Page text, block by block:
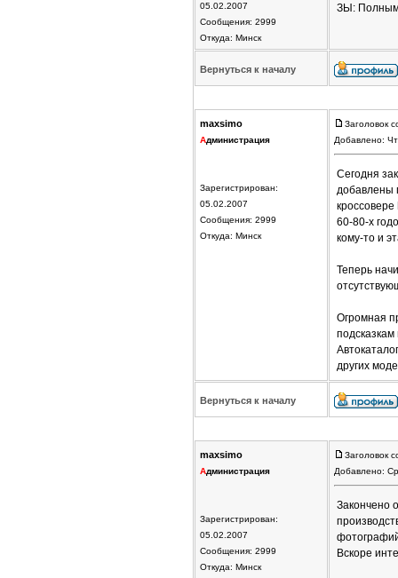
05.02.2007
Сообщения: 2999
Откуда: Минск
ЗЫ: Полным
Вернуться к началу
maxsimo
Администрация
Зарегистрирован:
05.02.2007
Сообщения: 2999
Откуда: Минск
Заголовок
Добавлено:
Сегодня
добавлены
кроссовере
60-80-х
кому-то и
Теперь
Огромная
других
Вернуться к началу
maxsimo
Администрация
Зарегистрирован:
05.02.2007
Сообщения: 2999
Откуда: Минск
Заголовок
Добавлено:
Закончено
Вскоре